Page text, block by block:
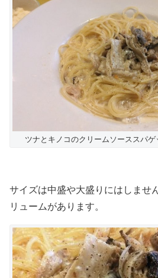
ツナとキノコのクリームソーススパゲ
サイズは中盛や大盛りにはしませ
リュームがあります。